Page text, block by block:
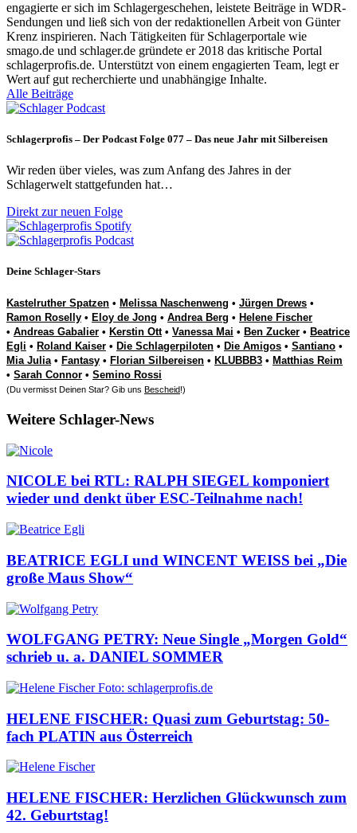
engagierte er sich im Schlagergeschehen, leistete Beiträge in WDR-
Sendungen und ließ sich von der redaktionellen Arbeit von Günter
Krenz inspirieren. Nach Tätigkeiten für Schlagerportale wie
smago.de und schlager.de gründete er 2018 das kritische Portal
schlagerprofis.de. Unterstützt von einem engagierten Team, legt er
Wert auf gut recherchierte und unabhängige Inhalte.
Alle Beiträge
Schlagerprofis – Der Podcast Folge 077 – Das neue Jahr mit Silbereisen
Wir reden über vieles, was zum Anfang des Jahres in der
Schlagerwelt stattgefunden hat…
Direkt zur neuen Folge
Deine Schlager-Stars
Kastelruther Spatzen • Melissa Naschenweng • Jürgen Drews •
Ramon Roselly • Eloy de Jong • Andrea Berg • Helene Fischer
• Andreas Gabalier • Kerstin Ott• Vanessa Mai • Ben Zucker • Beatrice
Egli • Roland Kaiser • Die Schlagerpiloten • Die Amigos • Santiano •
Mia Julia• Fantasy • Florian Silbereisen • KLUBBB3 • Matthias Reim
• Sarah Connor • Semino Rossi
(Du vermisst Deinen Star? Gib uns Bescheid!)
Weitere Schlager-News
NICOLE bei RTL: RALPH SIEGEL komponiert
wieder und denkt über ESC-Teilnahme nach!
BEATRICE EGLI und WINCENT WEISS bei „Die
große Maus Show“
WOLFGANG PETRY: Neue Single „Morgen Gold“
schrieb u. a. DANIEL SOMMER
HELENE FISCHER: Quasi zum Geburtstag: 50-
fach PLATIN aus Österreich
HELENE FISCHER: Herzlichen Glückwunsch zum
42. Geburtstag!